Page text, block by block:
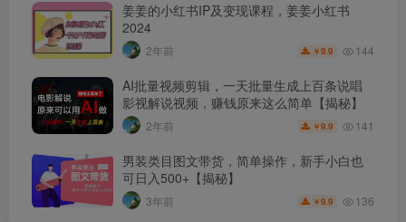
姜姜的小红书IP及变现课程，姜姜小红书
2024
2年前 ￥9.9 144
AI批量视频剪辑，一天批量生成上百条说唱
影视解说视频，赚钱原来这么简单【揭秘】
2年前 ￥9.9 141
男装类目图文带货，简单操作，新手小白也
可日入500+【揭秘】
3年前 ￥9.9 136